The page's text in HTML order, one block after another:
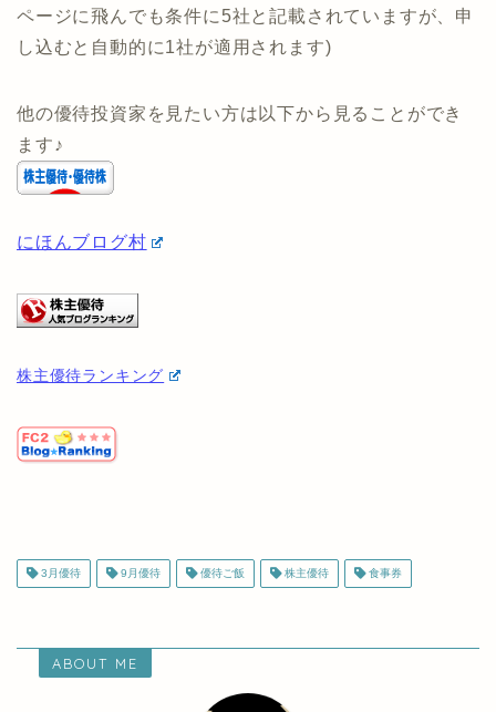
投資のコンシェルジュ 公式ペ
ージで詳細を確認する
ページに飛んでも条件に5社と記載されていますが、申
し込むと自動的に1社が適用されます)
ます♪